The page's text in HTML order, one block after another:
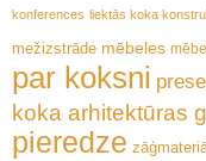
konferences liektās koka
mežizstrāde mēbeles
par koksni
koka arhitektūras
pieredze